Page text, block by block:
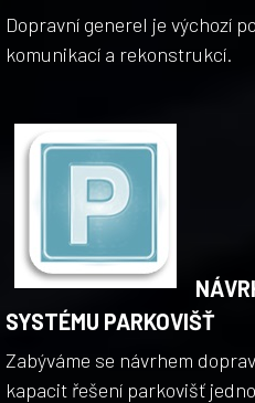
Dopravní generel je výchozí
komunikací a rekonstrukcí.
SYSTÉMU PARKOVIŠŤ
Zabýváme se návrhem
kapacit řešení parkovišť